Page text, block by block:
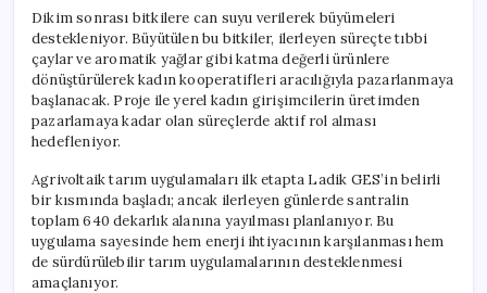
Dikim sonrası bitkilere can suyu verilerek büyümeleri
destekleniyor. Büyütülen bu bitkiler, ilerleyen süreçte tıbbi
çaylar ve aromatik yağlar gibi katma değerli ürünlere
dönüştürülerek kadın kooperatifleri aracılığıyla pazarlanmaya
başlanacak. Proje ile yerel kadın girişimcilerin üretimden
pazarlamaya kadar olan süreçlerde aktif rol alması
hedefleniyor.
Agrivoltaik tarım uygulamaları ilk etapta Ladik GES’in belirli
bir kısmında başladı; ancak ilerleyen günlerde santralin
toplam 640 dekarlık alanına yayılması planlanıyor. Bu
uygulama sayesinde hem enerji ihtiyacının karşılanması hem
de sürdürülebilir tarım uygulamalarının desteklenmesi
amaçlanıyor.